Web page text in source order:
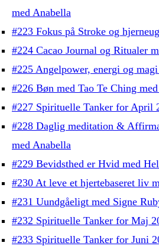
med Anabella
#223 Fokus på Stroke og
#224 Cacao Journal og Ritualer
#225 Angelpower, energi og
#226 Bøn med Tao Te Ching
#227 Spirituelle Tanker for April
#228 Daglig meditation &
med Anabella
#229 Bevidsthed er Hvid med
#230 At leve et hjertebaseret liv
#231 Uundgåeligt med Signe
#232 Spirituelle Tanker for Maj
#233 Spirituelle Tanker for Juni